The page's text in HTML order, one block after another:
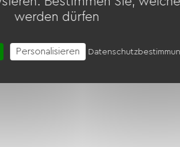
werden dürfen
Personalisieren